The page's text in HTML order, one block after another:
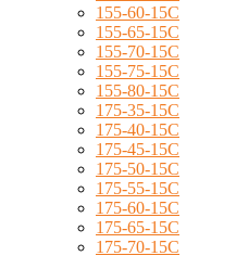
155-60-15C
155-65-15C
155-70-15C
155-75-15C
155-80-15C
175-35-15C
175-40-15C
175-45-15C
175-50-15C
175-55-15C
175-60-15C
175-65-15C
175-70-15C